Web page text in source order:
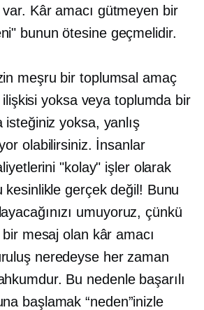
Kâr amacı gütmeyen bir
bunun ötesine geçmelidir.
meşru bir toplumsal amaç
yoksa veya toplumda bir
isteğiniz yoksa, yanlış
olabilirsiniz. İnsanlar
"kolay" işler olarak
kesinlikle gerçek değil! Bunu
umuyoruz, çünkü
mesaj olan kâr amacı
neredeyse her zaman
Bu nedenle başarılı
başlamak “neden”inizle